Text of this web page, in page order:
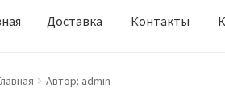
Доставка Контакты
Доставка Контакты
Автор: admin